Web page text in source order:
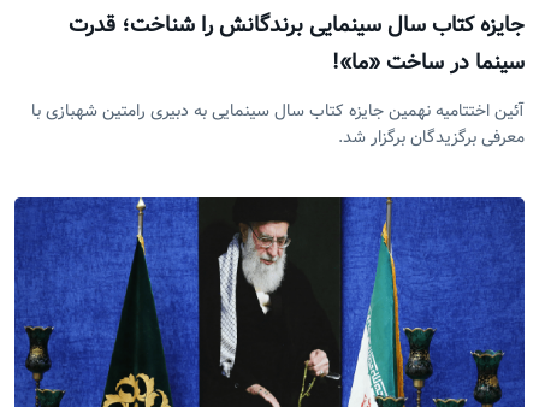
جایزه کتاب سال سینمایی برندگانش را شناخت؛ قدرت
سینما در ساخت «ما»!
آئین اختتامیه نهمین جایزه کتاب سال سینمایی به دبیری رامتین شهبازی با
معرفی برگزیدگان برگزار شد.